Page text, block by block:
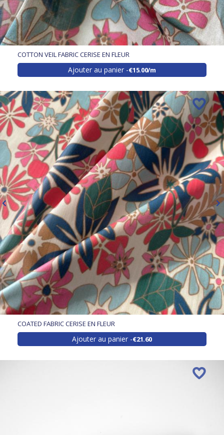
COTTON VEIL FABRIC CERISE EN FLEUR
Ajouter au panier €15.00/m
COATED FABRIC CERISE EN FLEUR
Ajouter au panier €21.60